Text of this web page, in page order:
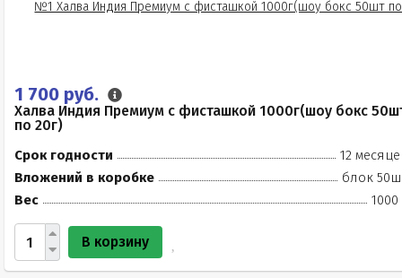
1 700 руб.
Халва Индия Премиум с фисташкой 1000г(шоу бокс
по 20г)
Срок годности
12
Вложений в коробке
блок
Вес
1000
В корзину